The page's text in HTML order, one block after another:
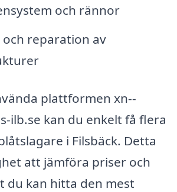
och rännor
reparation av
plattformen xn--
ilb.se kan du enkelt få flera
i Filsbäck. Detta
att jämföra priser och
du kan hitta den mest